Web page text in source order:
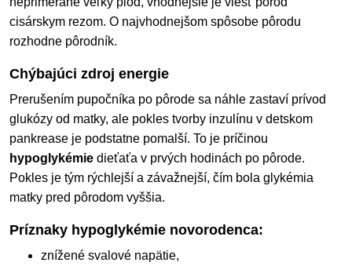
cisárskym rezom. O najvhodnejšom spôsobe pôrodu
rozhodne pôrodník.
Chýbajúci zdroj energie
Prerušením pupočníka po pôrode sa náhle zastaví prívod
glukózy od matky, ale pokles tvorby inzulínu v detskom
pankrease je podstatne pomalší. To je príčinou
hypoglykémie dieťaťa v prvých hodinách po pôrode.
Pokles je tým rýchlejší a závažnejší, čím bola glykémia
matky pred pôrodom vyššia.
Príznaky hypoglykémie novorodenca:
znížené svalové napätie,